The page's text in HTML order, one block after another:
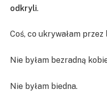
odkryli.
Coś, co ukrywałam przez
Nie byłam bezradną
Nie byłam biedna.